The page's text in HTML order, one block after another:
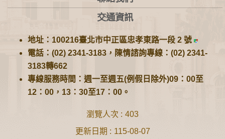
交通資訊
地址：100216臺北市中正區忠孝東路一段 2 號
電話：(02) 2341-3183，陳情諮詢專線：(02) 2341-
3183轉662
專線服務時間：週一至週五(例假日除外)09：00至
12：00，13：30至17：00。
瀏覽人次
403
更新日期
115-08-07